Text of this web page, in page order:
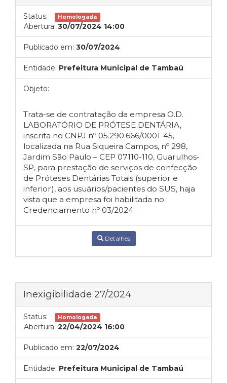
Status: Homologada
Abertura: 30/07/2024 14:00
Publicado em: 30/07/2024
Entidade: Prefeitura Municipal de Tambaú
Objeto:
Trata-se de contratação da empresa O.D.
LABORATÓRIO DE PRÓTESE DENTÁRIA,
inscrita no CNPJ nº 05.290.666/0001-45,
localizada na Rua Siqueira Campos, nº 298,
Jardim São Paulo – CEP 07110-110, Guarulhos-
SP, para prestação de serviços de confecção
de Próteses Dentárias Totais (superior e
inferior), aos usuários/pacientes do SUS, haja
vista que a empresa foi habilitada no
Credenciamento nº 03/2024.
Detalhes
Inexigibilidade 27/2024
Status: Homologada
Abertura: 22/04/2024 16:00
Publicado em: 22/07/2024
Entidade: Prefeitura Municipal de Tambaú